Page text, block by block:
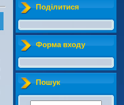
Поділитися
Форма входу
Пошук